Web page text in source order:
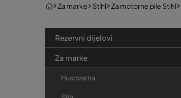
Početna
Za marke Stihl Za motorne pile Stihl
okategorije
a
e
Rezervni dijelovi
Za marke
Husqvarna